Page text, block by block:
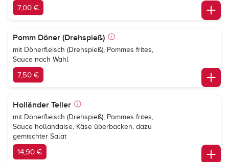
7,00 €
Pomm Döner (Drehspieß)
mit Dönerfleisch (Drehspieß), Pommes frites,
Sauce nach Wahl
7,50 €
Holländer Teller
mit Dönerfleisch (Drehspieß), Pommes frites,
Sauce hollandaise, Käse überbacken, dazu
gemischter Salat
14,90 €